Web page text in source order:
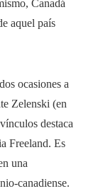
Canadá
aquel país
ocasiones a
Zelenski (en
destaca
Freeland. Es
una
canadiense.